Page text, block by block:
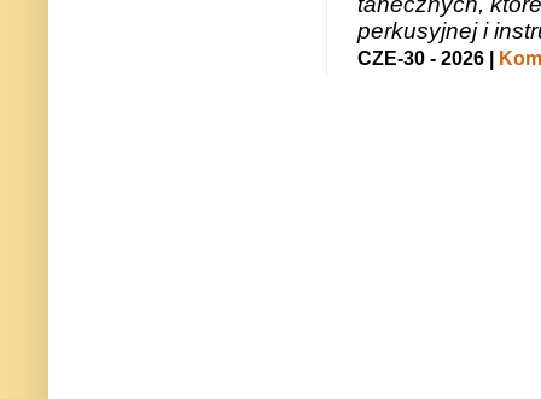
perkusyjnej i
CZE-30 - 2026 |